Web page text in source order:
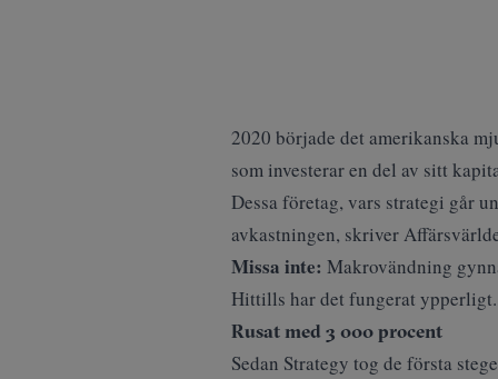
2020 började det amerikanska
som investerar en del av sitt
Dessa företag, vars strategi går
avkastningen, skriver
Missa inte: Makrovändning
Hittills har det fungerat
Rusat med 3 000 procent
Sedan Strategy tog de första